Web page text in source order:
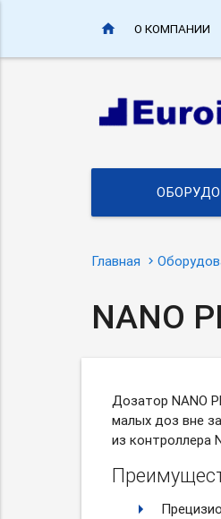
home О КОМПАНИИ
Главная
NANO
Дозатор NANO
малых доз вне
из контроллера